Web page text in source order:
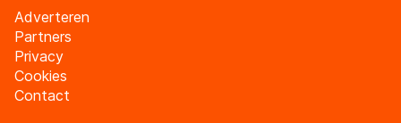
Adverteren
Partners
Privacy
Cookies
Contact